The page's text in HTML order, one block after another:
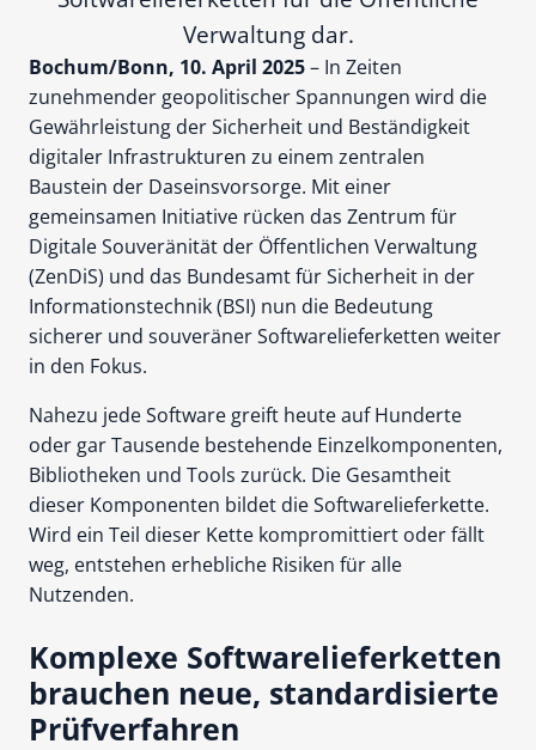
Verwaltung dar.
Bochum/Bonn, 10. April 2025– In Zeiten
zunehmender geopolitischer Spannungen wird die
Gewährleistung der Sicherheit und Beständigkeit
digitaler Infrastrukturen zu einem zentralen
Baustein der Daseinsvorsorge. Mit einer
gemeinsamen Initiative rücken das Zentrum für
Digitale Souveränität der Öffentlichen Verwaltung
(ZenDiS) und das Bundesamt für Sicherheit in der
Informationstechnik (BSI) nun die Bedeutung
sicherer und souveräner Softwarelieferketten weiter
in den Fokus.
Nahezu jede Software greift heute auf Hunderte
oder gar Tausende bestehende Einzelkomponenten,
Bibliotheken und Tools zurück. Die Gesamtheit
dieser Komponenten bildet die Softwarelieferkette.
Wird ein Teil dieser Kette kompromittiert oder fällt
weg, entstehen erhebliche Risiken für alle
Nutzenden.
Komplexe Softwarelieferketten
brauchen neue, standardisierte
Prüfverfahren